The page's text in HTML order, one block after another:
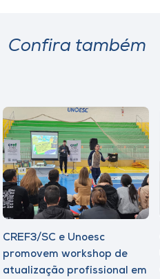
Confira também
CREF3/SC e Unoesc
promovem workshop de
atualização profissional em